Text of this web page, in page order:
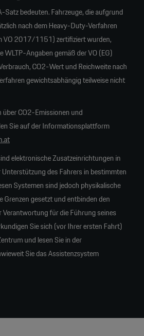
Satz bedeuten. Fahrzeuge, die aufgrund
nach dem Heavy-Duty-Verfahren
2017/1151) zertifiziert wurden,
WLTP-Angaben gemäß der VO (EG)
CO2-Wert und Reichweite nach
gewichtsabhängig teilweise nicht
CO2-Emissionen und
Sie auf der Informationsplattform
elektronische Zusatzeinrichtungen in
des Fahrers in bestimmten
Systemen sind jedoch physikalische
Grenzen gesetzt und entbinden den
Verantwortung für die Führung seines
Sie sich (vor Ihrer ersten Fahrt)
und lesen Sie in der
Sie das Assistenzsystem